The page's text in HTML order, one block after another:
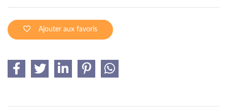
Ajouter aux favoris